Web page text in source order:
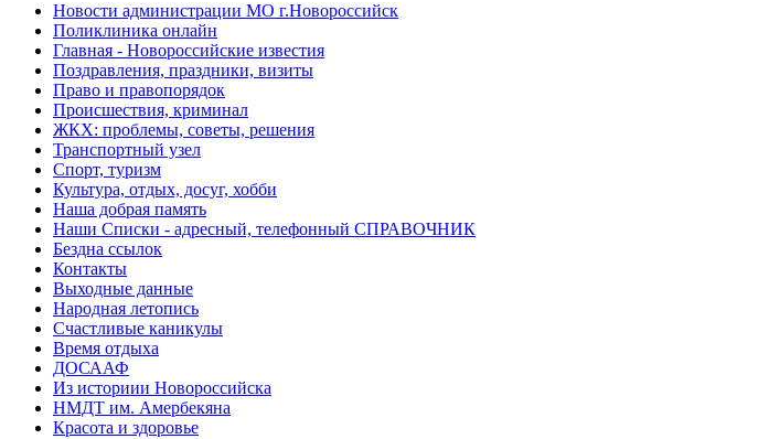
Новости администрации МО г.Новороссийск
Поликлиника онлайн
Главная - Новороссийские известия
Поздравления, праздники, визиты
Право и правопорядок
Происшествия, криминал
ЖКХ: проблемы, советы, решения
Транспортный узел
Спорт, туризм
Культура, отдых, досуг, хобби
Наша добрая память
Наши Списки - адресный, телефонный СПРАВОЧНИК
Бездна ссылок
Контакты
Выходные данные
Народная летопись
Счастливые каникулы
Время отдыха
ДОСААФ
Из историии Новороссийска
НМДТ им. Амербекяна
Красота и здоровье